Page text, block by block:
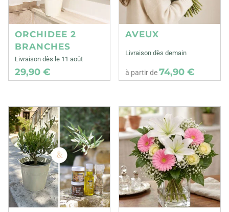
ORCHIDEE 2
BRANCHES
Livraison dès le 11 août
29,90 €
AVEUX
Livraison dès demain
à partir de74,90 €